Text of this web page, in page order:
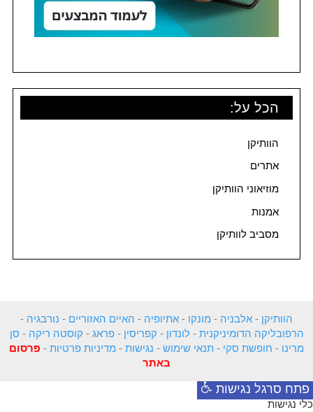
הכל על:
הוותיקן
אתרים
מוזיאוני הוותיקן
אמנות
מסביב לוותיקן
הוותיקן - אלבניה - מונקו - אתיופיה - האיים האזוריים - נורבגיה -
הרפובליקה הדומיניקנית -לונדון - קפריסין -פראג - קוסטה ריקה - סן
מרינו - חופשת סקי - תנאי שימוש - נגישות - מדיניות פרטיות - פרסום
באתר
פתח סרגל נגישות
כלי נגישות